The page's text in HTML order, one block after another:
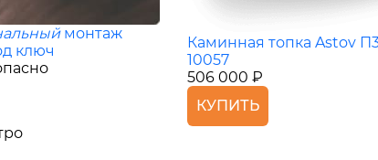
монтаж
ключ
Каминная топка Astov
10057
506 000 ₽
КУПИТЬ